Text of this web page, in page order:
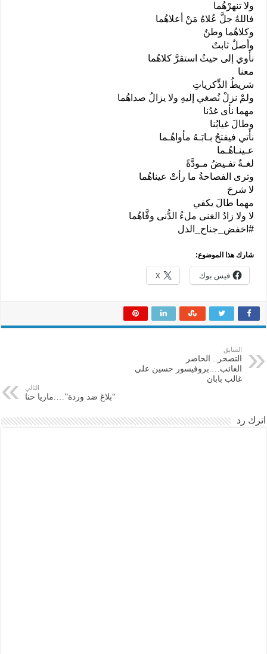
ولا تنهرْهُما
فاللهُ جلَّ عُلاهُ مَنْ أعلاهُما
وكلاهُما وطنٌ
وأصلٌ ثابتٌ
نأوي إلى حيثُ استقرَّ كلاهُما
معنا
شريطُ الذِّكرياتِ
ولمْ نزلْ نُصغي إليهِ ولا يزالُ صداهُما
مهما نأى غدُنا
وطالَ غيابُنا
نأتي فيفتحُ بـابَـهُ مأواهُـما
عـينـاهُـما
لغـةٌ تفـيضُ مـودَّةً
وترى الفصاحةُ ما رأتْ عيناهُما
لا شرحَ
مهما طالَ يكفي
لا ولا زادُ الغنى ملءُ الدُّنى وفَّاهُما
#اخفض_جناح_الذل
شارك هذا الموضوع:
فيس بوك X
السابق
التصحر.. الحاضر
الغائب….بروفيسور حسين علي
غالب بابان
التالي
“بلاغ ضد وردة”….ماريا حنا
اترك رد